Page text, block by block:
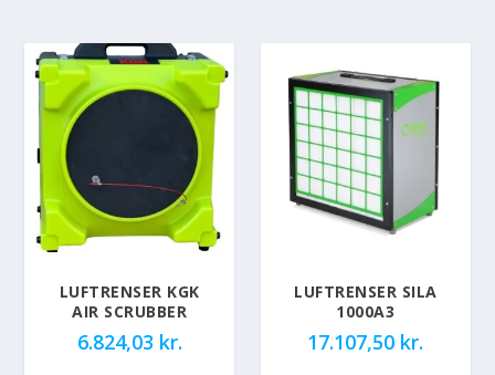
LUFTRENSER KGK
AIR SCRUBBER
6.824,03 kr.
LUFTRENSER SILA
1000A3
17.107,50 kr.